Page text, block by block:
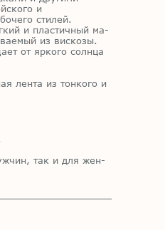
и
стилей.
и пла­стич­ный ма­
из вис­ко­зы.
от яр­ко­го солн­ца
лента из тонкого и
так и для жен­